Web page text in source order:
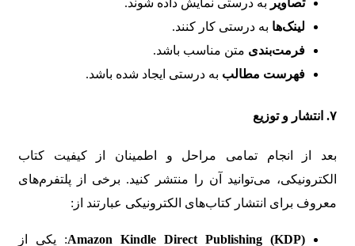
لینک‌ها به درستی کار کنند.
فرمت‌بندی متن مناسب باشد.
فهرست مطالب به درستی ایجاد شده باشد.
۷. انتشار و توزیع
بعد از انجام تمامی مراحل و اطمینان از کیفیت کتاب
الکترونیکی، می‌توانید آن را منتشر کنید. برخی از پلتفرم‌های
معروف برای انتشار کتاب‌های الکترونیکی عبارتند از:
Amazon Kindle Direct Publishing (KDP): یکی از